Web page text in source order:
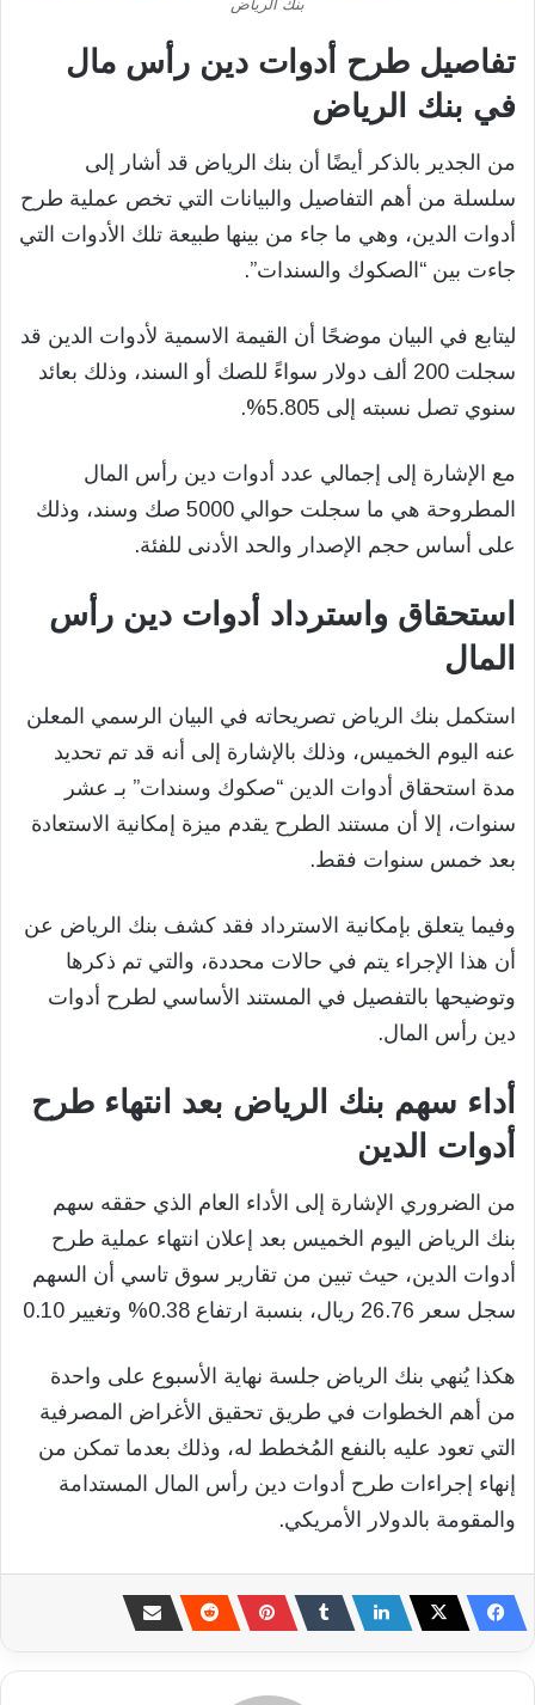
بنك الرياض
تفاصيل طرح أدوات دين رأس مال
في بنك الرياض
من الجدير بالذكر أيضًا أن بنك الرياض قد أشار إلى
سلسلة من أهم التفاصيل والبيانات التي تخص عملية طرح
أدوات الدين، وهي ما جاء من بينها طبيعة تلك الأدوات التي
جاءت بين “الصكوك والسندات”.
ليتابع في البيان موضحًا أن القيمة الاسمية لأدوات الدين قد
سجلت 200 ألف دولار سواءً للصك أو السند، وذلك بعائد
سنوي تصل نسبته إلى 5.805%.
مع الإشارة إلى إجمالي عدد أدوات دين رأس المال
المطروحة هي ما سجلت حوالي 5000 صك وسند، وذلك
على أساس حجم الإصدار والحد الأدنى للفئة.
استحقاق واسترداد أدوات دين رأس
المال
استكمل بنك الرياض تصريحاته في البيان الرسمي المعلن
عنه اليوم الخميس، وذلك بالإشارة إلى أنه قد تم تحديد
مدة استحقاق أدوات الدين “صكوك وسندات” بـ عشر
سنوات، إلا أن مستند الطرح يقدم ميزة إمكانية الاستعادة
بعد خمس سنوات فقط.
وفيما يتعلق بإمكانية الاسترداد فقد كشف بنك الرياض عن
أن هذا الإجراء يتم في حالات محددة، والتي تم ذكرها
وتوضيحها بالتفصيل في المستند الأساسي لطرح أدوات
دين رأس المال.
أداء سهم بنك الرياض بعد انتهاء طرح
أدوات الدين
من الضروري الإشارة إلى الأداء العام الذي حققه سهم
بنك الرياض اليوم الخميس بعد إعلان انتهاء عملية طرح
أدوات الدين، حيث تبين من تقارير سوق تاسي أن السهم
سجل سعر 26.76 ريال، بنسبة ارتفاع 0.38% وتغيير 0.10
هكذا يُنهي بنك الرياض جلسة نهاية الأسبوع على واحدة
من أهم الخطوات في طريق تحقيق الأغراض المصرفية
التي تعود عليه بالنفع المُخطط له، وذلك بعدما تمكن من
إنهاء إجراءات طرح أدوات دين رأس المال المستدامة
والمقومة بالدولار الأمريكي.